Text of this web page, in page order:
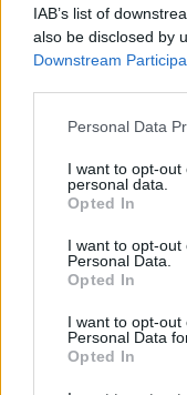
IAB’s list of
also be disclosed by
Downstream
Personal Data
I want to opt-
personal data.
Opted In
I want to opt-out
Personal Data.
Opted In
I want to opt-
Personal Data
Opted In
KUR ŠODIEN ATPŪSTIES?
Cirque du Soleil
akrobātisku izrādi